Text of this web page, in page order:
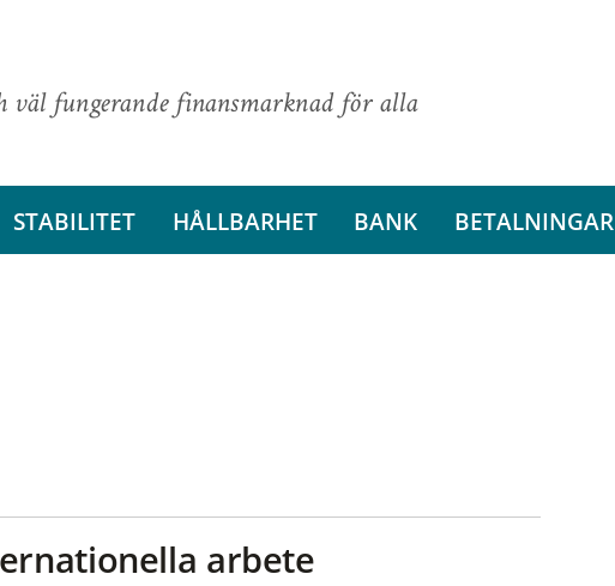
väl fungerande finansmarknad för alla
STABILITET HÅLLBARHET BANK BETALNINGAR
arbete